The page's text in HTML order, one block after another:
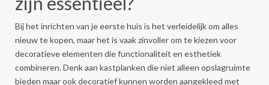
Bij het inrichten van je eerste huis is het verleidelijk om alles
nieuw te kopen, maar het is vaak zinvoller om te kiezen voor
decoratieve elementen die functionaliteit en esthetiek
combineren. Denk aan kastplanken die niet alleen opslagruimte
bieden maar ook decoratief kunnen worden aangekleed met